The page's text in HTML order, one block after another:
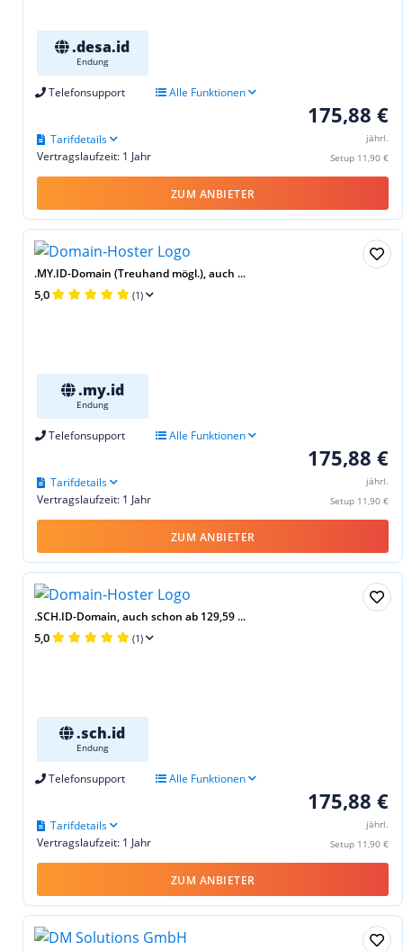
.desa.id
Endung
Telefonsupport Alle Funktionen
175,88 €
jährl.
Setup 11,90 €
Vertragslaufzeit: 1 Jahr
Tarifdetails
ZUM ANBIETER
.MY.ID-Domain (Treuhand mögl.), auch ...
5,0 (1)
.my.id
Endung
Telefonsupport Alle Funktionen
175,88 €
jährl.
Setup 11,90 €
Vertragslaufzeit: 1 Jahr
Tarifdetails
ZUM ANBIETER
.SCH.ID-Domain, auch schon ab 129,59 ...
5,0 (1)
.sch.id
Endung
Telefonsupport Alle Funktionen
175,88 €
jährl.
Setup 11,90 €
Vertragslaufzeit: 1 Jahr
Tarifdetails
ZUM ANBIETER